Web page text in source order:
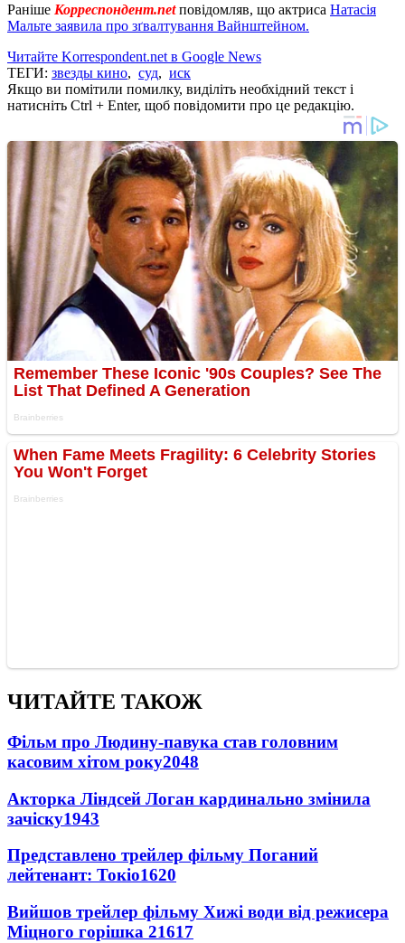
Раніше Корреспондент.netповідомляв, що актриса Натасія
Мальте заявила про зґвалтування Вайнштейном.
Читайте Korrespondent.net в Google News
ТЕГИ: звезды кино, суд, иск
Якщо ви помітили помилку, виділіть необхідний текст і
натисніть Ctrl + Enter, щоб повідомити про це редакцію.
ЧИТАЙТЕ ТАКОЖ
Фільм про Людину-павука став головним
касовим хітом року2048
Акторка Ліндсей Логан кардинально змінила
зачіску1943
Представлено трейлер фільму Поганий
лейтенант: Токіо1620
Вийшов трейлер фільму Хижі води від режисера
Міцного горішка 21617